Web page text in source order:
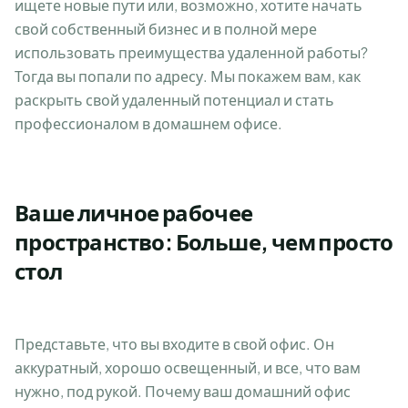
ищете новые пути или, возможно, хотите начать
свой собственный бизнес и в полной мере
использовать преимущества удаленной работы?
Тогда вы попали по адресу. Мы покажем вам, как
раскрыть свой удаленный потенциал и стать
профессионалом в домашнем офисе.
Ваше личное рабочее
пространство: Больше, чем просто
стол
Представьте, что вы входите в свой офис. Он
аккуратный, хорошо освещенный, и все, что вам
нужно, под рукой. Почему ваш домашний офис